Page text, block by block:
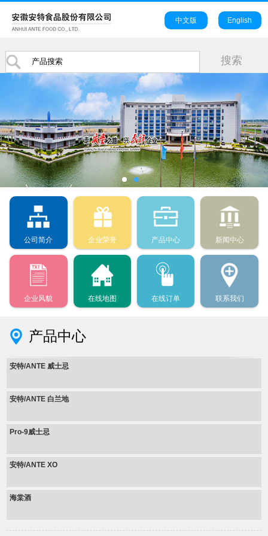
中文版 English
公司简介 企业荣誉 产品中心 新闻中心
企业风貌 在线地图 在线订单 联系我们
产品中心
安特/ANTE 威士忌
安特/ANTE 白兰地
Pro-9威士忌
安特/ANTE XO
海棠酒